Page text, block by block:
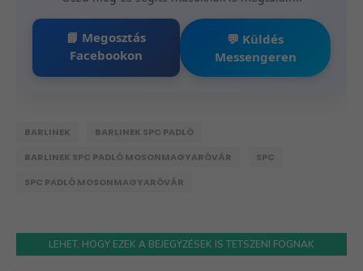
📘 Megosztás
Facebookon
💬 Küldés
Messengeren
BARLINEK
BARLINEK SPC PADLÓ
BARLINEK SPC PADLÓ MOSONMAGYARÓVÁR
SPC
SPC PADLÓ MOSONMAGYARÓVÁR
LEHET, HOGY EZEK A BEJEGYZÉSEK IS TETSZENI FOGNAK